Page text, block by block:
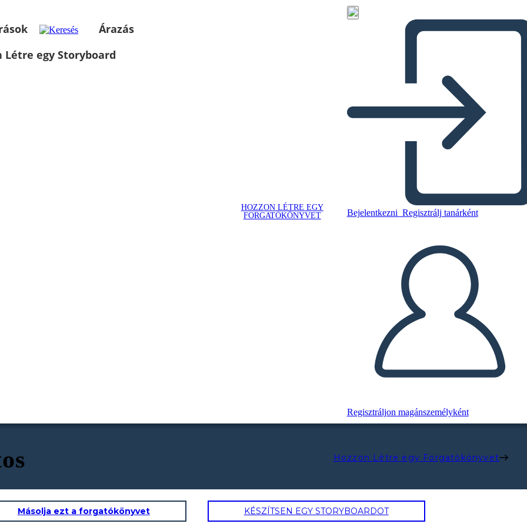
Árazás
Létre egy Storyboard
HOZZON LÉTRE EGY
FORGATÓKÖNYVET
Bejelentkezni Regisztrálj tanárként
Regisztráljon magánszemélyként
Hozzon Létre egy Forgatókönyvet
Másolja ezt a forgatókönyvet KÉSZÍTSEN EGY STORYBOARDOT